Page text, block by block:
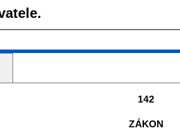
142
ZÁKON